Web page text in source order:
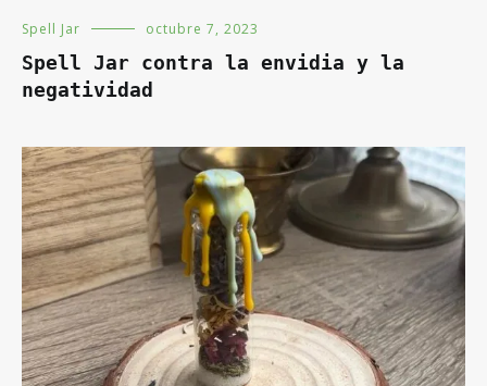
Spell Jar octubre 7, 2023
Spell Jar contra la envidia y la
negatividad